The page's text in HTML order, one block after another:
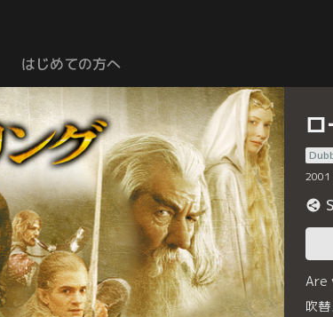
はじめての方へ
2001
Are
吹